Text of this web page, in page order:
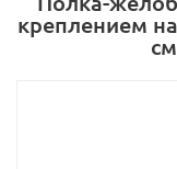
креплением